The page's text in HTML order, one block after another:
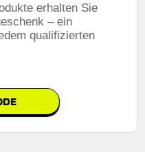
werbeaktionen.
finden sie in den
website des händlers.
erhalten Sie
– ein
qualifizierten